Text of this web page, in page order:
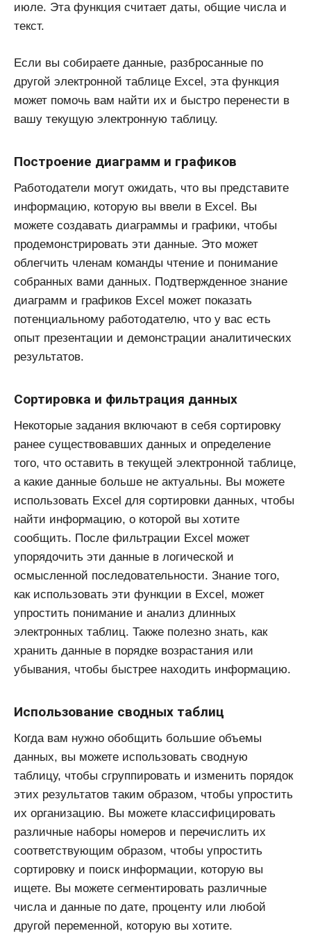
июле. Эта функция считает даты, общие числа и
текст.
Если вы собираете данные, разбросанные по
другой электронной таблице Excel, эта функция
может помочь вам найти их и быстро перенести в
вашу текущую электронную таблицу.
Построение диаграмм и графиков
Работодатели могут ожидать, что вы представите
информацию, которую вы ввели в Excel. Вы
можете создавать диаграммы и графики, чтобы
продемонстрировать эти данные. Это может
облегчить членам команды чтение и понимание
собранных вами данных. Подтвержденное знание
диаграмм и графиков Excel может показать
потенциальному работодателю, что у вас есть
опыт презентации и демонстрации аналитических
результатов.
Сортировка и фильтрация данных
Некоторые задания включают в себя сортировку
ранее существовавших данных и определение
того, что оставить в текущей электронной таблице,
а какие данные больше не актуальны. Вы можете
использовать Excel для сортировки данных, чтобы
найти информацию, о которой вы хотите
сообщить. После фильтрации Excel может
упорядочить эти данные в логической и
осмысленной последовательности. Знание того,
как использовать эти функции в Excel, может
упростить понимание и анализ длинных
электронных таблиц. Также полезно знать, как
хранить данные в порядке возрастания или
убывания, чтобы быстрее находить информацию.
Использование сводных таблиц
Когда вам нужно обобщить большие объемы
данных, вы можете использовать сводную
таблицу, чтобы сгруппировать и изменить порядок
этих результатов таким образом, чтобы упростить
их организацию. Вы можете классифицировать
различные наборы номеров и перечислить их
соответствующим образом, чтобы упростить
сортировку и поиск информации, которую вы
ищете. Вы можете сегментировать различные
числа и данные по дате, проценту или любой
другой переменной, которую вы хотите.